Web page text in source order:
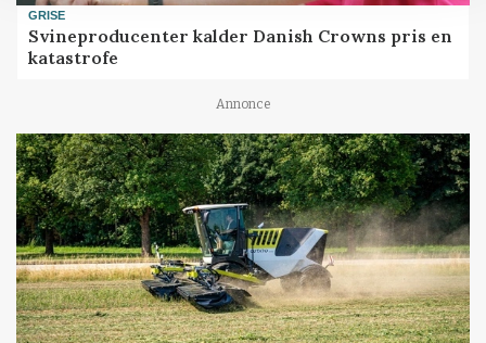
GRISE
Svineproducenter kalder Danish Crowns pris en
katastrofe
Annonce